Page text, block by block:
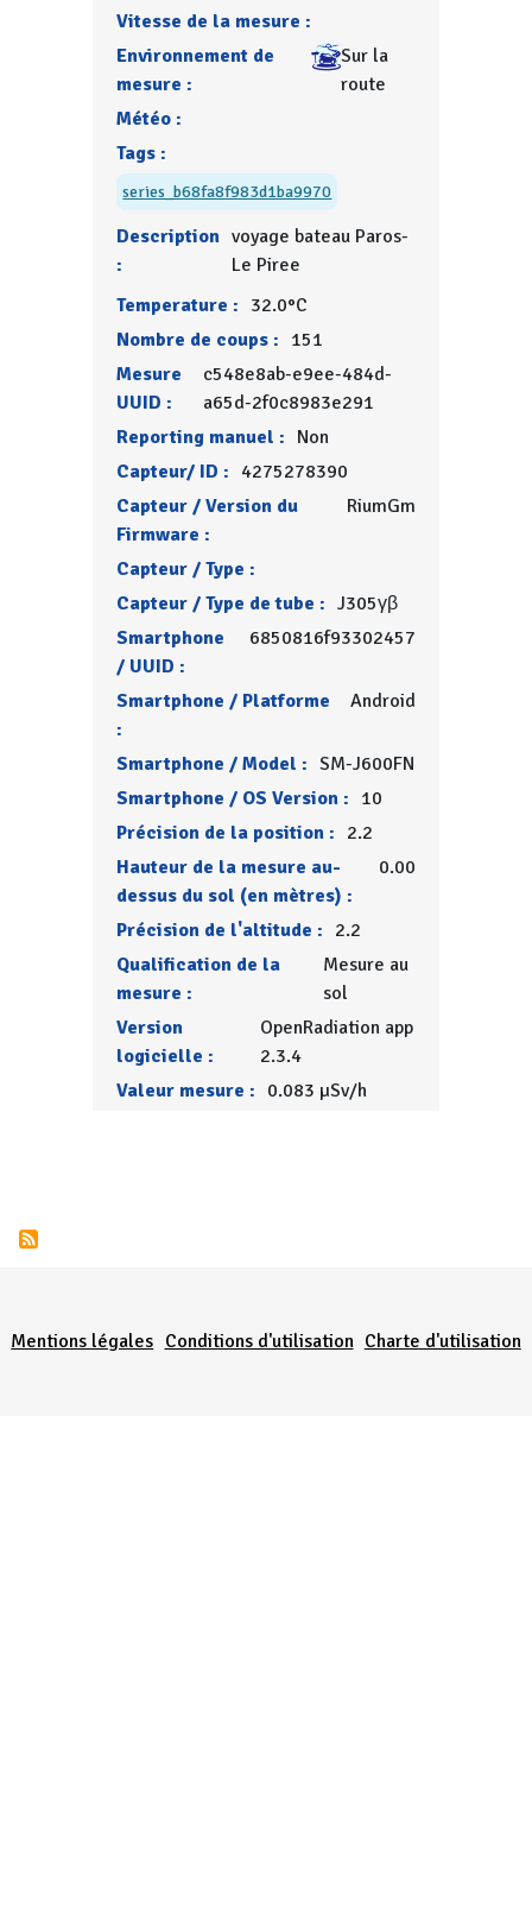
Vitesse de la mesure :
Environnement de
mesure :
Sur la
route
Météo :
Tags :
series_b68fa8f983d1ba9970
Description
:
voyage bateau Paros-
Le Piree
Temperature : 32.0°C
Nombre de coups : 151
Mesure
UUID :
c548e8ab-e9ee-484d-
a65d-2f0c8983e291
Reporting manuel : Non
Capteur/ ID : 4275278390
Capteur / Version du
Firmware :
RiumGm
Capteur / Type :
Capteur / Type de tube : J305γβ
Smartphone
/ UUID :
6850816f93302457
Smartphone / Platforme
:
Android
Smartphone / Model : SM-J600FN
Smartphone / OS Version : 10
Précision de la position : 2.2
Hauteur de la mesure au-
dessus du sol (en mètres) :
0.00
Précision de l'altitude : 2.2
Qualification de la
mesure :
Mesure au
sol
Version
logicielle :
OpenRadiation app
2.3.4
Valeur mesure : 0.083 µSv/h
Mentions légales Conditions d'utilisation Charte d'utilisation